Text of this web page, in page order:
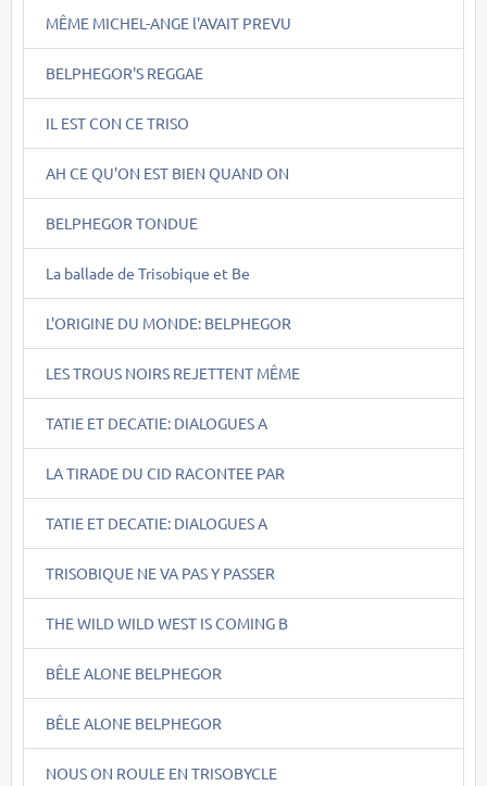
MÊME MICHEL-ANGE l'AVAIT PREVU
BELPHEGOR'S REGGAE
IL EST CON CE TRISO
AH CE QU'ON EST BIEN QUAND ON
BELPHEGOR TONDUE
La ballade de Trisobique et Be
L'ORIGINE DU MONDE: BELPHEGOR
LES TROUS NOIRS REJETTENT MÊME
TATIE ET DECATIE: DIALOGUES A
LA TIRADE DU CID RACONTEE PAR
TATIE ET DECATIE: DIALOGUES A
TRISOBIQUE NE VA PAS Y PASSER
THE WILD WILD WEST IS COMING B
BÊLE ALONE BELPHEGOR
BÊLE ALONE BELPHEGOR
NOUS ON ROULE EN TRISOBYCLE